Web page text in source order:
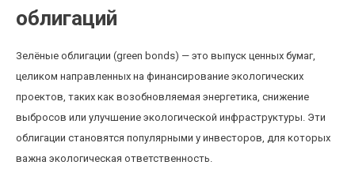
облигаций
Зелёные облигации (green bonds) — это выпуск ценных бумаг,
целиком направленных на финансирование экологических
проектов, таких как возобновляемая энергетика, снижение
выбросов или улучшение экологической инфраструктуры. Эти
облигации становятся популярными у инвесторов, для которых
важна экологическая ответственность.